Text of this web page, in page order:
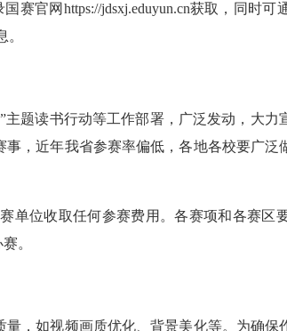
官网https://jdsxj.eduyun.cn获取，同时可
读书行动等工作部署，广泛发动，大力
，近年我省参赛率偏低，各地各校要广泛
位收取任何参赛费用。各赛项和各赛区
。
如视频画质优化、背景美化等。为确保